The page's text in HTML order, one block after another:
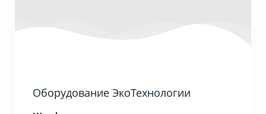
Оборудование ЭкоТехнологии